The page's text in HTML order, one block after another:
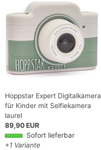
Hoppstar Expert Digitalkamera
für Kinder mit Selfiekamera
laurel
89,90 EUR
Sofort lieferbar
+1 Variante